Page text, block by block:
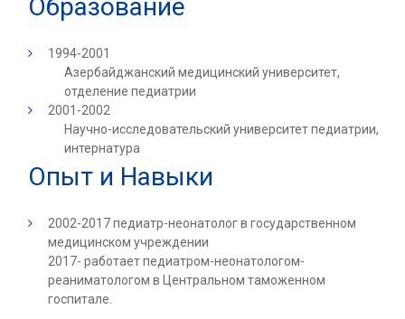
Образование
1994-2001
Азербайджанский медицинский университет,
отделение педиатрии
2001-2002
Научно-исследовательский университет педиатрии,
интернатура
Опыт и Навыки
2002-2017 педиатр-неонатолог в государственном
медицинском учреждении
2017- работает педиатром-неонатологом-
реаниматологом в Центральном таможенном
госпитале.